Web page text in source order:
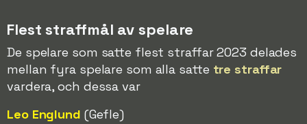
Flest straffmål av spelare
De spelare som satte flest straffar 2023 delades
mellan fyra spelare som alla satte tre straffar
vardera, och dessa var
Leo Englund (Gefle)